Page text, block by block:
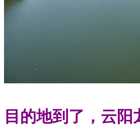
目的地到了，云阳